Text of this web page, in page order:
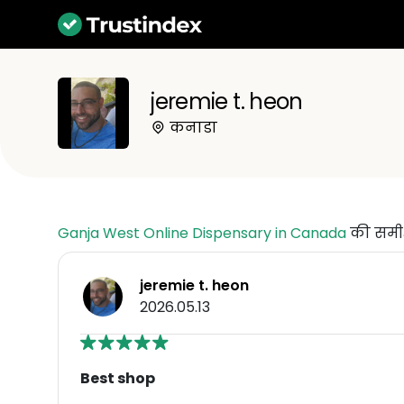
jeremie t. heon
कनाडा
Ganja West Online Dispensary in Canadaकी
jeremie t. heon
2026.05.13
Best shop